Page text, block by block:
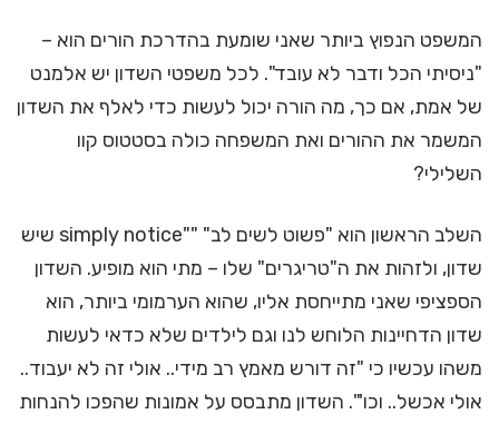
המשפט הנפוץ ביותר שאני שומעת בהדרכת הורים הוא –
"ניסיתי הכל ודבר לא עובד". לכל משפטי השדון יש אלמנט
של אמת, אם כך, מה הורה יכול לעשות כדי לאלף את השדון
המשמר את ההורים ואת המשפחה כולה בסטטוס קוו
השלילי?
השלב הראשון הוא "פשוט לשים לב" ""simply notice שיש
שדון, ולזהות את ה"טריגרים" שלו – מתי הוא מופיע. השדון
הספציפי שאני מתייחסת אליו, שהוא הערמומי ביותר, הוא
שדון הדחיינות הלוחש לנו וגם לילדים שלא כדאי לעשות
משהו עכשיו כי "זה דורש מאמץ רב מידי.. אולי זה לא יעבוד..
אולי אכשל.. וכו'". השדון מתבסס על אמונות שהפכו להנחות